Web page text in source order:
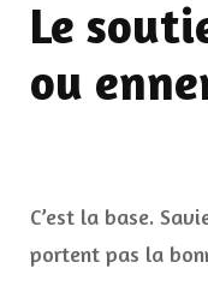
Le
ou
C’est la base.
portent pas la